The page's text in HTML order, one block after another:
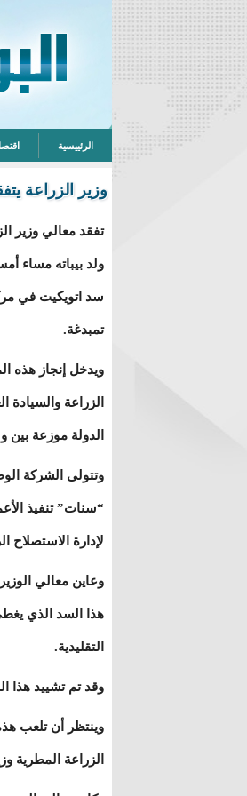
الرئييسية
وزير الزراعة
تفقد معالي وزير
ولد بيباته مساء
سد اتويكيت في
تمبدغة.
ويدخل إنجاز هذه
الزراعة والسيادة
الدولة موزعة بين
وتتولى الشركة
لإدارة الاستصلاح
وعاين معالي
التقليدية.
وقد تم تشييد هذا
وينتظر أن تلعب
الزراعة المطرية